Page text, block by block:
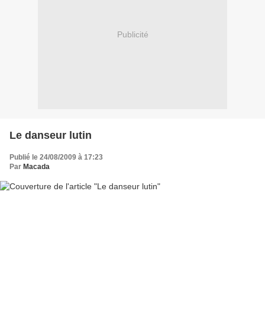
Publicité
Le danseur lutin
Publié le 24/08/2009 à 17:23
Par Macada